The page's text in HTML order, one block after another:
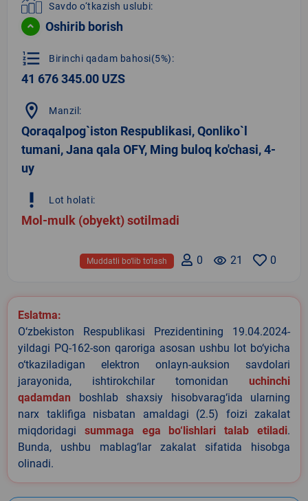
Savdo o‘tkazish uslubi:
Oshirib borish
format_list_numbered Birinchi qadam bahosi(5%):
41 676 345.00 UZS
location_on Manzil:
Qoraqalpog`iston Respublikasi, Qonliko`l
tumani, Jana qala OFY, Ming buloq ko'chasi, 4-
uy
priority_high Lot holati:
Mol-mulk (obyekt) sotilmadi
0
remove_red_eye 21
0
Muddatli bo‘lib to‘lash
Eslatma:
O‘zbekiston Respublikasi Prezidentining 19.04.2024-
yildagi PQ-162-son qaroriga asosan ushbu lot bo‘yicha
o‘tkaziladigan elektron onlayn-auksion savdolari
jarayonida, ishtirokchilar tomonidan uchinchi
qadamdan boshlab shaxsiy hisobvarag‘ida ularning
narx taklifiga nisbatan amaldagi (2.5) foizi zakalat
miqdoridagi summaga ega bo‘lishlari talab etiladi.
Bunda, ushbu mablag‘lar zakalat sifatida hisobga
olinadi.